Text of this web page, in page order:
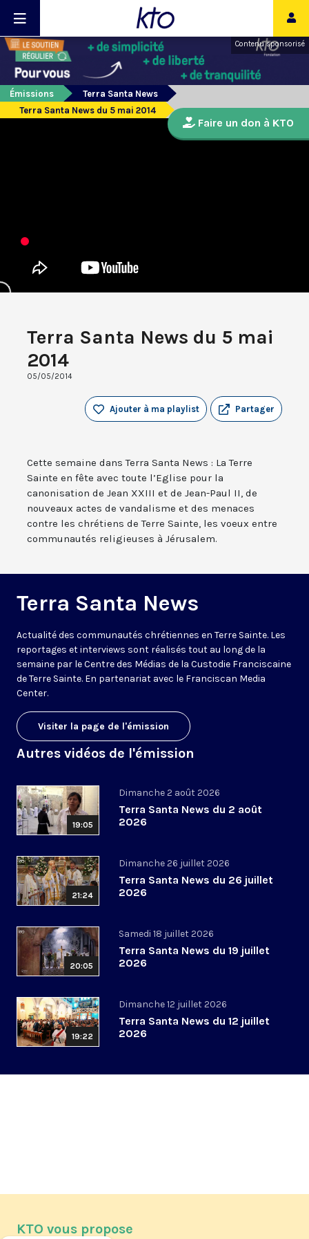
Contenu sponsorisé
Émissions
Terra Santa News
Terra Santa News du 5 mai 2014
Terra Santa News du 5 mai
2014
05/05/2014
Partager
Ajouter à ma playlist
Cette semaine dans Terra Santa News : La Terre
Sainte en fête avec toute l’Eglise pour la
canonisation de Jean XXIII et de Jean-Paul II, de
nouveaux actes de vandalisme et des menaces
contre les chrétiens de Terre Sainte, les voeux entre
communautés religieuses à Jérusalem.
Terra Santa News
Actualité des communautés chrétiennes en Terre Sainte. Les
reportages et interviews sont réalisés tout au long de la
semaine par le Centre des Médias de la Custodie Franciscaine
de Terre Sainte. En partenariat avec le Franciscan Media
Center.
Visiter la page de l'émission
Autres vidéos de l'émission
19:05
Dimanche 2 août 2026
Terra Santa News du 2 août
2026
21:24
Dimanche 26 juillet 2026
Terra Santa News du 26 juillet
2026
20:05
Samedi 18 juillet 2026
Terra Santa News du 19 juillet
2026
19:22
Dimanche 12 juillet 2026
Terra Santa News du 12 juillet
2026
Faire un don à KTO
KTO vous propose